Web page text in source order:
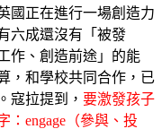
國正在進行一場創造力
六成還沒有「被發
作、創造前途」的能
，和學校共同合作，已
寇拉提到， 要激發孩子
：engage（參與、投